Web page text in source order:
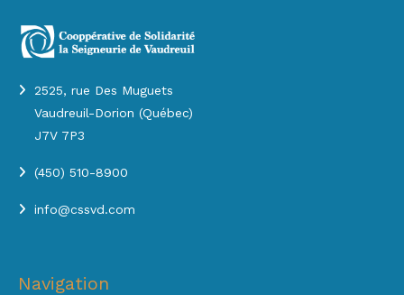
2525, rue Des Muguets
Vaudreuil-Dorion (Québec)
J7V 7P3
(450) 510-8900
info@cssvd.com
Navigation